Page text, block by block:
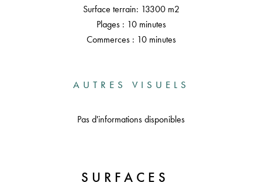
Surface terrain: 13300 m2
Plages : 10 minutes
Commerces : 10 minutes
AUTRES VISUELS
Pas d'informations disponibles
SURFACES